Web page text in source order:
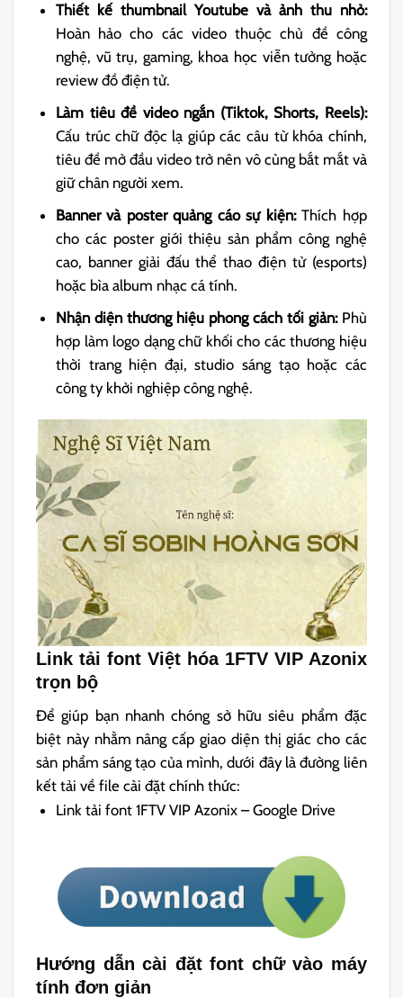
Thiết kế thumbnail Youtube và ảnh thu nhỏ:
Hoàn hảo cho các video thuộc chủ đề công
nghệ, vũ trụ, gaming, khoa học viễn tưởng hoặc
review đồ điện tử.
Làm tiêu đề video ngắn (Tiktok, Shorts, Reels):
Cấu trúc chữ độc lạ giúp các câu từ khóa chính,
tiêu đề mở đầu video trở nên vô cùng bắt mắt và
giữ chân người xem.
Banner và poster quảng cáo sự kiện:Thích hợp
cho các poster giới thiệu sản phẩm công nghệ
cao, banner giải đấu thể thao điện tử (esports)
hoặc bìa album nhạc cá tính.
Nhận diện thương hiệu phong cách tối giản:Phù
hợp làm logo dạng chữ khối cho các thương hiệu
thời trang hiện đại, studio sáng tạo hoặc các
công ty khởi nghiệp công nghệ.
Link tải font Việt hóa 1FTV VIP Azonix
trọn bộ
Để giúp bạn nhanh chóng sở hữu siêu phẩm đặc
biệt này nhằm nâng cấp giao diện thị giác cho các
sản phẩm sáng tạo của mình, dưới đây là đường liên
kết tải về file cài đặt chính thức:
Link tải font 1FTV VIP Azonix – Google Drive
Hướng dẫn cài đặt font chữ vào máy
tính đơn giản